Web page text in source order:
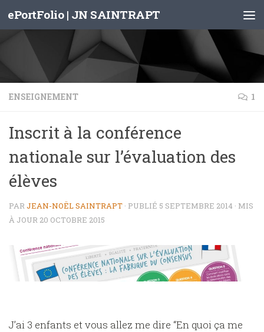
Skip to content
ePortFolio | JN SAINTRAPT
ENSEIGNEMENT 1
Inscrit à la conférence
nationale sur l’évaluation des
élèves
PARJEAN-NOËL SAINTRAPT · PUBLIÉ 5 SEPTEMBRE 2014 · MIS
À JOUR 20 OCTOBRE 2015
J’ai 3 enfants et vous allez me dire “En quoi ça me